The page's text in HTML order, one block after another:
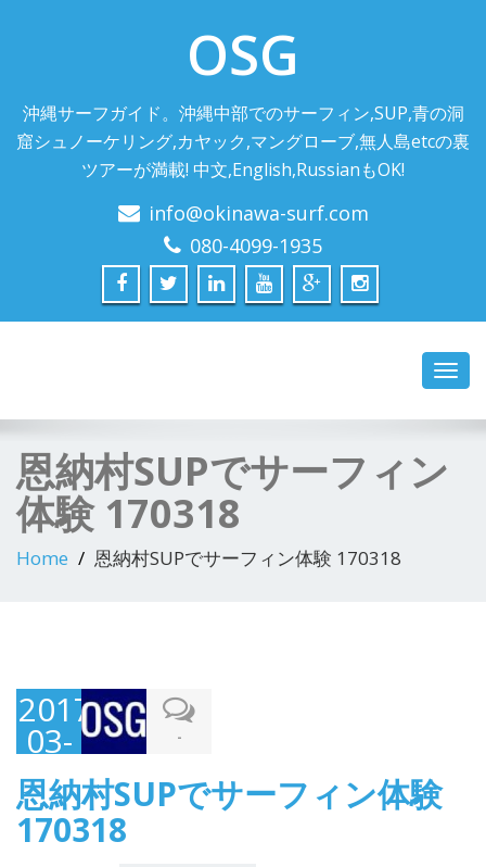
OSG
沖縄サーフガイド。沖縄中部でのサーフィン,SUP,青の洞
窟シュノーケリング,カヤック,マングローブ,無人島etcの裏
ツアーが満載! 中文,English,RussianもOK!
info@okinawa-surf.com
080-4099-1935
恩納村SUPでサーフィン
体験 170318
Home 恩納村SUPでサーフィン体験 170318
2017-
03-
19
-
恩納村SUPでサーフィン体験
170318